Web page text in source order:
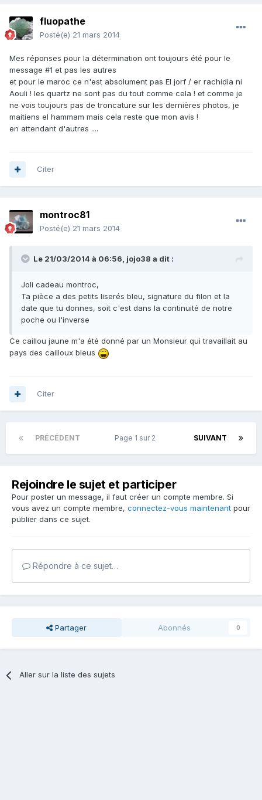
fluopathe
Posté(e) 21 mars 2014
Mes réponses pour la détermination ont toujours été pour le
message #1 et pas les autres
et pour le maroc ce n'est absolument pas El jorf / er rachidia ni
Aouli ! les quartz ne sont pas du tout comme cela ! et comme je
ne vois toujours pas de troncature sur les dernières photos, je
maitiens el hammam mais cela reste que mon avis !
en attendant d'autres ....
Citer
montroc81
Posté(e) 21 mars 2014
Le 21/03/2014 à 06:56, jojo38 a dit :
Joli cadeau montroc,
Ta pièce a des petits liserés bleu, signature du filon et la
date que tu donnes, soit c'est dans la continuité de notre
poche ou l'inverse
Ce caillou jaune m'a été donné par un Monsieur qui travaillait au
pays des cailloux bleus
Citer
PRÉCÉDENT SUIVANT
Page 1 sur 2
Rejoindre le sujet et participer
Pour poster un message, il faut créer un compte membre. Si
vous avez un compte membre, connectez-vous maintenant pour
publier dans ce sujet.
Répondre à ce sujet…
Partager Abonnés 0
Aller sur la liste des sujets